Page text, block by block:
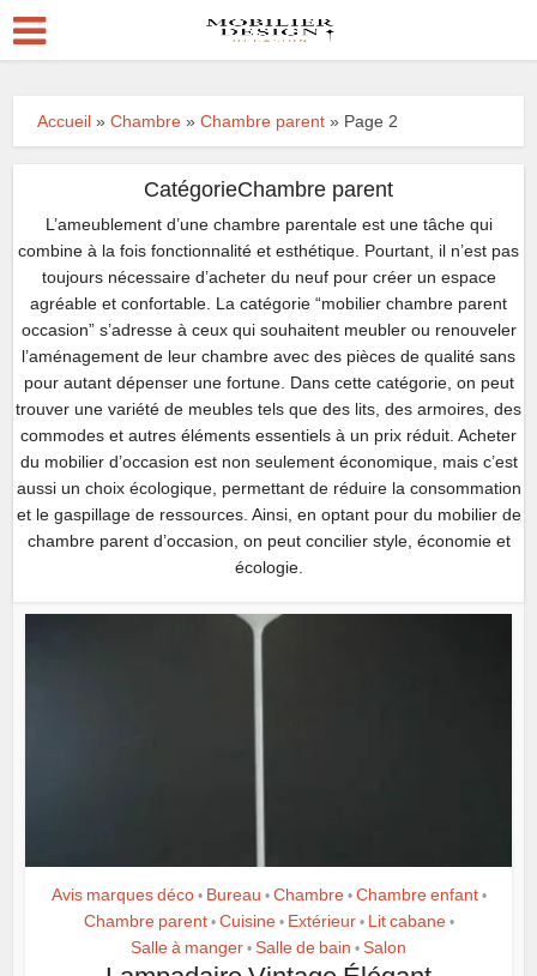
Accueil »Chambre »Chambre parent » Page 2
CatégorieChambre parent
L’ameublement d’une chambre parentale est une tâche qui
combine à la fois fonctionnalité et esthétique. Pourtant, il n’est pas
toujours nécessaire d’acheter du neuf pour créer un espace
agréable et confortable. La catégorie “mobilier chambre parent
occasion” s’adresse à ceux qui souhaitent meubler ou renouveler
l’aménagement de leur chambre avec des pièces de qualité sans
pour autant dépenser une fortune. Dans cette catégorie, on peut
trouver une variété de meubles tels que des lits, des armoires, des
commodes et autres éléments essentiels à un prix réduit. Acheter
du mobilier d’occasion est non seulement économique, mais c’est
aussi un choix écologique, permettant de réduire la consommation
et le gaspillage de ressources. Ainsi, en optant pour du mobilier de
chambre parent d’occasion, on peut concilier style, économie et
écologie.
Avis marques déco • Bureau • Chambre • Chambre enfant •
Chambre parent • Cuisine • Extérieur • Lit cabane •
Salle à manger • Salle de bain • Salon